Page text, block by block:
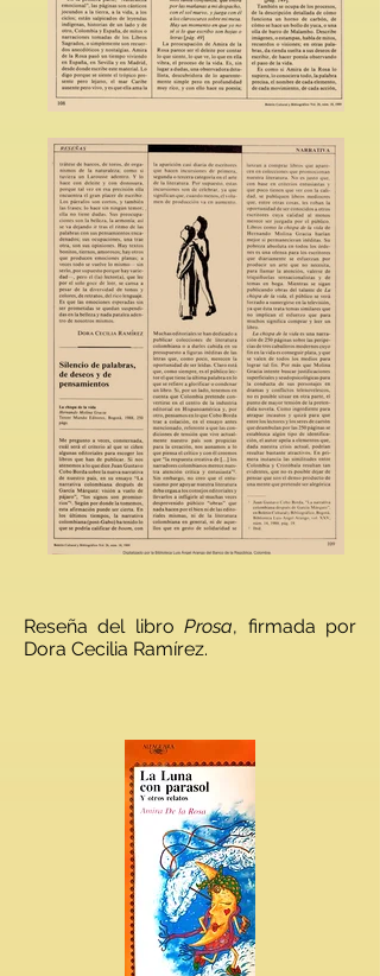
Reseña del libroProsa, firmada por
Dora Cecilia Ramírez.